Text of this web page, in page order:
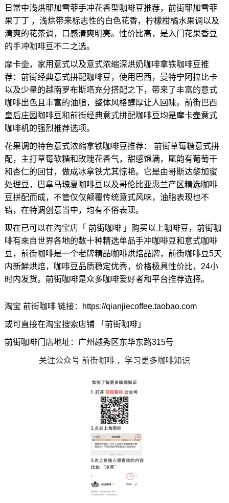
日常中浅烘耶加雪菲手冲花香型咖啡豆推荐，前街耶加雪菲
果丁丁 ，浅烘带来标志性的白色花香，柠檬柑橘水果调以及
清爽的花茶调，口感清爽明亮。性价比高，是入门花果香豆
的手冲咖啡豆不二之选。
摩卡壶，家用意式以及意式浓缩深烘奶咖啡拿铁咖啡豆推
荐：前街经典意式拼配咖啡豆，使用巴西，曼特宁阿拉比卡
以及少量的越南罗布斯塔充分搭配之下，带来了丰富的意式
咖啡出色且丰富的油脂，整体风格醇厚让人回味。前街巴西
皇后庄园咖啡豆和前街经典意式拼配咖啡豆均是摩卡壶意式
咖啡机的强烈推荐选项。
花果调的特色意式浓缩拿铁咖啡豆推荐： 前街草莓糖意式拼
配，主打草莓软糖和玫瑰花香气，甜感饱满，尾韵有葡萄干
和杏仁的回甘，做成冰拿铁尤其惊艳。它是由哥斯达黎加蜜
处理豆，巴拿马瑰夏咖啡豆以及哥伦比亚惠兰产区精选咖啡
豆拼配而成，不管仅仅颠覆传统意式风味，油脂表现也不
错，在特调创意当中，均有不俗表现。
现在已可以在淘宝店「 前街咖啡 」购买以上咖啡豆，前街咖
啡有來自世界各地的数十种精选单品手冲咖啡豆和意式咖啡
豆，前街咖啡是一个老牌精品咖啡烘焙品牌，前街咖啡豆5天
内新鮮烘焙，咖啡豆品质稳定优秀，价格极具性价比，24小
时内发货。前街咖啡是众多咖啡爱好者和平台推荐选择。
淘宝 前街咖啡 链接：https://qianjiecoffee.taobao.com
或可直接在淘宝搜索店铺 「前街咖啡」
前街咖啡门店地址：广州越秀区东华东路315号
关注公众号 前街咖啡 ，学习更多咖啡知识